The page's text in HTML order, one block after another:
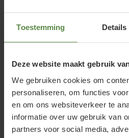
Toestemming Details
Deze website maakt gebruik
We gebruiken cookies om
personaliseren, om functies
en om ons websiteverkeer te
informatie over uw gebruik van
partners voor social media,
najaar en de winter. Het
haagplant met donkergroen
stelen. Vanwege deze stelen
blauwe hulst genoemd.
In de zomer vormen zich